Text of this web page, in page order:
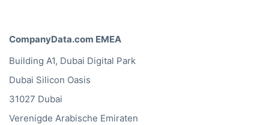
CompanyData.com EMEA
Building A1, Dubai Digital Park
Dubai Silicon Oasis
31027 Dubai
Verenigde Arabische Emiraten